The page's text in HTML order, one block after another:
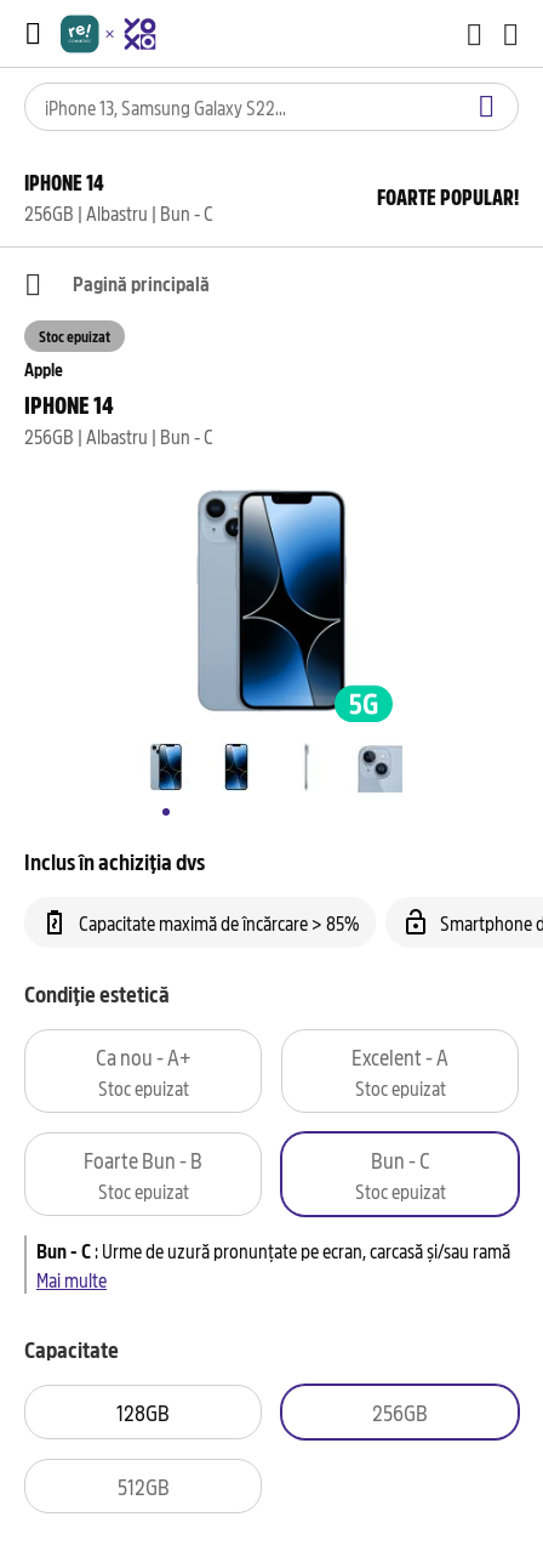
IPHONE 14
256GB | Albastru | Bun - C
FOARTE POPULAR!
Pagină principală
Apple
IPHONE 14
256GB | Albastru | Bun - C
Stoc epuizat
Inclus în achiziția dvs
Capacitate maximă de încărcare > 85% Smartphone
Condiție estetică
Ca nou - A+
Stoc epuizat
Excelent - A
Stoc epuizat
Foarte Bun - B
Stoc epuizat
Bun - C
Stoc epuizat
Bun - C:Urme de uzură pronunțate pe ecran, carcasă și/sau ramă
Mai multe
Capacitate
128GB 256GB
512GB